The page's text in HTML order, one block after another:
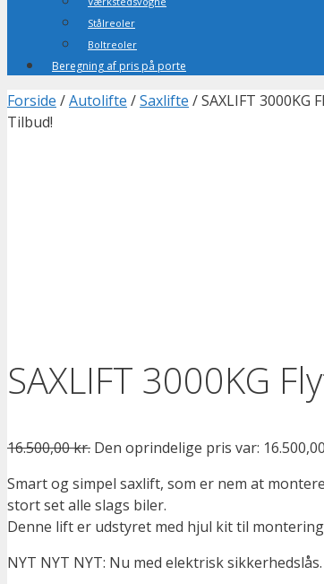
Stålreoler
Boltreoler
Beregning af pris på porte
Forside /Autolifte /Saxlifte / SAXLIFT 3000KG
Tilbud!
SAXLIFT 3000KG
16.500,00kr. Den oprindelige pris var:
Smart og simpel saxlift, som er nem at
stort set alle slags biler.
Denne lift er udstyret med hjul kit til
NYT NYT NYT: Nu med elektrisk sikkerhedslås.